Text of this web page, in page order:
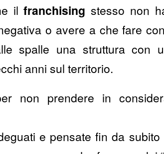
ilfranchising stesso non
o avere a che fare
spalle una struttura con
anni sul territorio.
non prendere in
e pensate fin da